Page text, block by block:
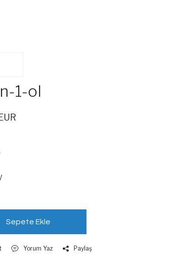
1-ol
Sepete Ekle
Yorum Yaz Paylaş